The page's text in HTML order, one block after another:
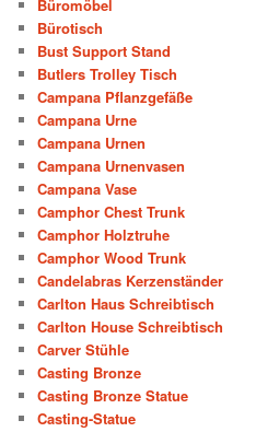
Büromöbel
Bürotisch
Bust Support Stand
Butlers Trolley Tisch
Campana Pflanzgefäße
Campana Urne
Campana Urnen
Campana Urnenvasen
Campana Vase
Camphor Chest Trunk
Camphor Holztruhe
Camphor Wood Trunk
Candelabras Kerzenständer
Carlton Haus Schreibtisch
Carlton House Schreibtisch
Carver Stühle
Casting Bronze
Casting Bronze Statue
Casting-Statue